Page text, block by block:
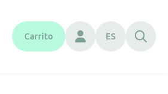
Carrito ES